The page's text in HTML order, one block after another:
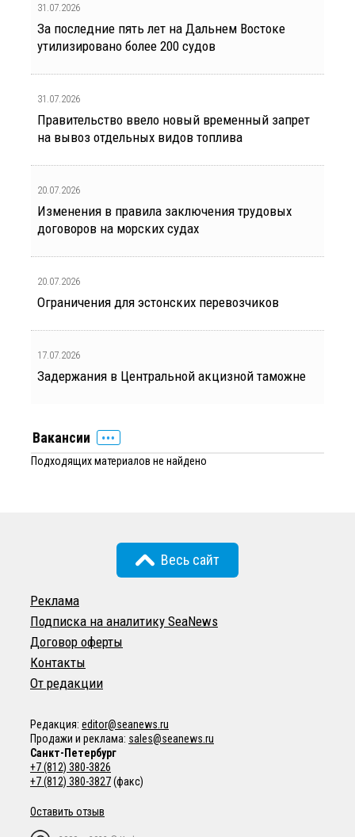
31.07.2026
За последние пять лет на Дальнем Востоке
утилизировано более 200 судов
31.07.2026
Правительство ввело новый временный запрет
на вывоз отдельных видов топлива
20.07.2026
Изменения в правила заключения трудовых
договоров на морских судах
20.07.2026
Ограничения для эстонских перевозчиков
17.07.2026
Задержания в Центральной акцизной таможне
Вакансии
Подходящих материалов не найдено
Весь сайт
Реклама
Подписка на аналитику SeaNews
Договор оферты
Контакты
От редакции
Редакция: editor@seanews.ru
Продажи и реклама: sales@seanews.ru
Санкт-Петербург
+7 (812) 380-3826
+7 (812) 380-3827(факс)
Оставить отзыв